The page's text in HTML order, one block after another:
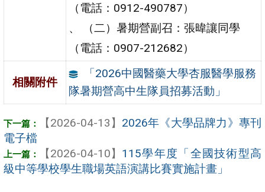
（電話：0912-490787）
、 （二）暑期營副召：張暐讓同學
（電話：0907-212682）
相關附件
「2026中國醫藥大學杏服醫學服務
隊暑期營高中生隊員招募活動」
【2026-04-13】 2026年《大學品牌力》專刊
電子檔
【2026-04-10】 115學年度「全國技術型高
級中等學校學生職場英語演講比賽實施計畫」